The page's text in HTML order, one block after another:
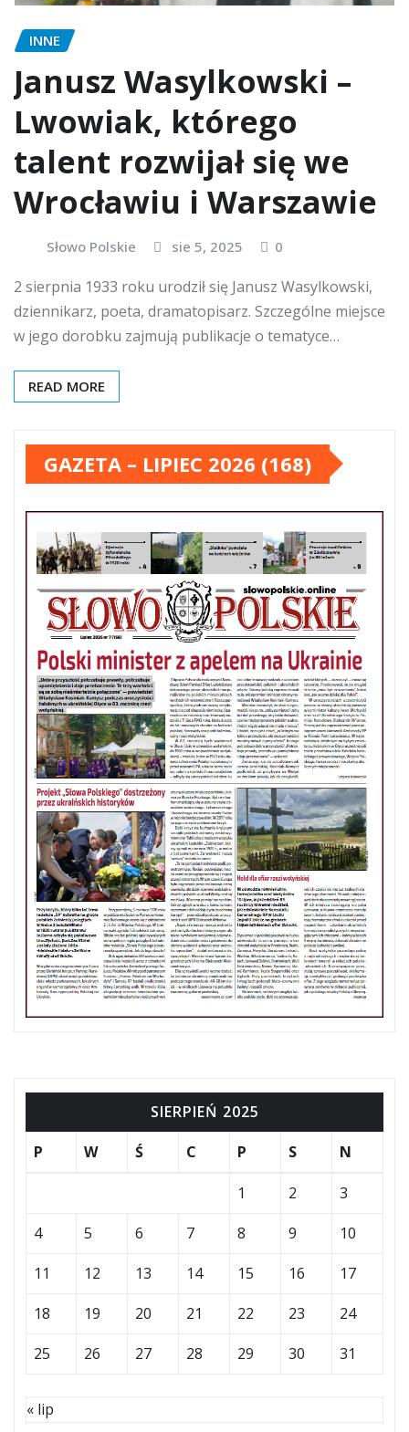
INNE
Janusz Wasylkowski –
Lwowiak, którego
talent rozwijał się we
Wrocławiu i Warszawie
Słowo Polskie sie 5, 2025 0
2 sierpnia 1933 roku urodził się Janusz Wasylkowski,
dziennikarz, poeta, dramatopisarz. Szczególne miejsce
w jego dorobku zajmują publikacje o tematyce…
READ MORE
GAZETA – LIPIEC 2026 (168)
SIERPIEŃ 2025
P
W Ś C P S N
1 2
3
4
5 6 7 8 9
10
11
12 13 14 15 16
17
18
19 20 21 22 23
24
25
26 27 28 29 30 31
« lip